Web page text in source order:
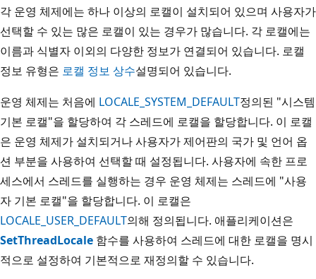
각 운영 체제에는 하나 이상의 로캘이 설치되어 있으며 사용자가
선택할 수 있는 많은 로캘이 있는 경우가 많습니다. 각 로캘에는
이름과 식별자 이외의 다양한 정보가 연결되어 있습니다. 로캘
정보 유형은 로캘 정보 상수설명되어 있습니다.
운영 체제는 처음에 LOCALE_SYSTEM_DEFAULT정의된 "시스템
기본 로캘"을 할당하여 각 스레드에 로캘을 할당합니다. 이 로캘
은 운영 체제가 설치되거나 사용자가 제어판의 국가 및 언어 옵
션 부분을 사용하여 선택할 때 설정됩니다. 사용자에 속한 프로
세스에서 스레드를 실행하는 경우 운영 체제는 스레드에 "사용
자 기본 로캘"을 할당합니다. 이 로캘은
LOCALE_USER_DEFAULT의해 정의됩니다. 애플리케이션은
SetThreadLocale 함수를 사용하여 스레드에 대한 로캘을 명시
적으로 설정하여 기본적으로 재정의할 수 있습니다.